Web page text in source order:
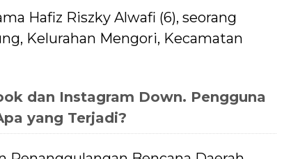
Hafiz Riszky Alwafi (6), seorang
Kelurahan Mengori, Kecamatan
dan Instagram Down. Pengguna
yang Terjadi?